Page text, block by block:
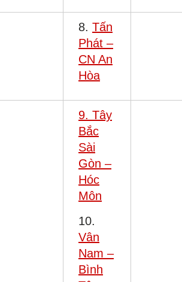
8. Tấn
Phát –
CN An
Hòa
9. Tây
Bắc
Sài
Gòn –
Hóc
Môn
10.
Vân
Nam –
Bình